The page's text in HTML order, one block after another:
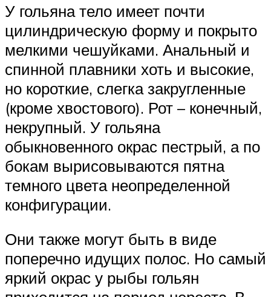
У гольяна тело имеет почти
цилиндрическую форму и покрыто
мелкими чешуйками. Анальный и
спинной плавники хоть и высокие,
но короткие, слегка закругленные
(кроме хвостового). Рот – конечный,
некрупный. У гольяна
обыкновенного окрас пестрый, а по
бокам вырисовываются пятна
темного цвета неопределенной
конфигурации.
Они также могут быть в виде
поперечно идущих полос. Но самый
яркий окрас у рыбы гольян